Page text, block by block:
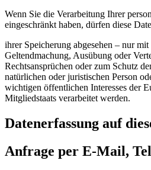
Wenn Sie die Verarbeitung Ihrer
eingeschränkt haben, dürfen diese
ihrer Speicherung abgesehen – nur
Geltendmachung, Ausübung oder
Rechtsansprüchen oder zum Schutz
natürlichen oder juristischen Person
wichtigen öffentlichen Interesses der
Mitgliedstaats verarbeitet werden.
Datenerfassung auf
Anfrage per E-Mail,